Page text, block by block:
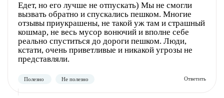
Едет, но его лучше не отпускать) Мы не смогли
вызвать обратно и спускались пешком. Многие
отзывы приукрашены, не такой уж там и страшный
кошмар, не весь мусор вонючий и вполне себе
реально спуститься до дороги пешком. Люди,
кстати, очень приветливые и никакой угрозы не
представляли.